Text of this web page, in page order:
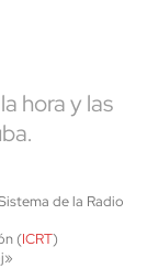
hora y las
de la Radio
(ICRT)